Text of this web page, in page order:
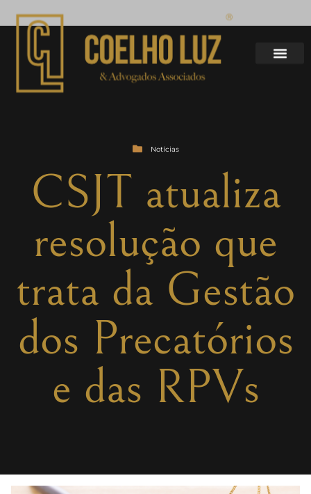
Notícias
CSJT atualiza
resolução que
trata da Gestão
dos Precatórios
e das RPVs